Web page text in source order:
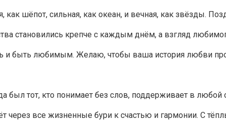
шёпот, сильная, как океан, и вечная, как звёзды.
становились крепче с каждым днём, а взгляд
и быть любимым. Желаю, чтобы ваша история любви
тот, кто понимает без слов, поддерживает в любой
все жизненные бури к счастью и гармонии. С